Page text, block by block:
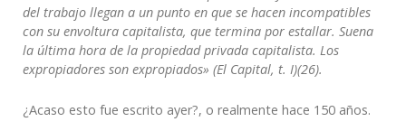
del trabajo llegan a un punto en que se hacen incompatibles
con su envoltura capitalista, que termina por estallar. Suena
la última hora de la propiedad privada capitalista. Los
expropiadores son expropiados» (El Capital, t. I)(26).
¿Acaso esto fue escrito ayer?, o realmente hace 150 años.